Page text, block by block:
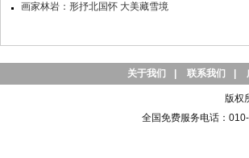
画家林岩：形抒北国怀 大美藏雪境
关于我们 联系我们
版权
全国免费服务电话：